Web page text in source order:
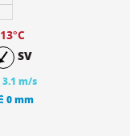
13°C
SV
3.1 m/s
0 mm